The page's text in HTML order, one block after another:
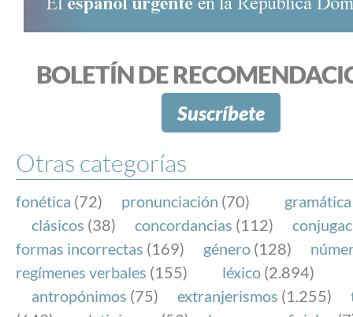
BOLETÍN DE
Suscríbete
Otras categorías
fonética (72) pronunciación (70) gramática
clásicos (38) concordancias (112)
formas incorrectas (169) género (128)
regímenes verbales (155) léxico (2.894)
antropónimos (75) extranjerismos (1.255)